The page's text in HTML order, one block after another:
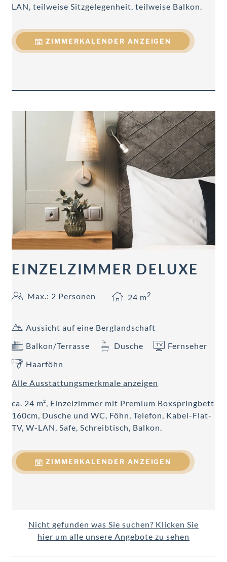
LAN, teilweise Sitzgelegenheit, teilweise Balkon.
ZIMMERKALENDER ANZEIGEN
EINZELZIMMER DELUXE
Max.: 2 Personen 24 m2
Aussicht auf eine Berglandschaft
Balkon/Terrasse
Dusche
Fernseher
Haarföhn
Alle Ausstattungsmerkmale anzeigen
ca. 24 m², Einzelzimmer mit Premium Boxspringbett
160cm, Dusche und WC, Föhn, Telefon, Kabel-Flat-
TV, W-LAN, Safe, Schreibtisch, Balkon.
ZIMMERKALENDER ANZEIGEN
Nicht gefunden was Sie suchen? Klicken Sie
hier um alle unsere Angebote zu sehen